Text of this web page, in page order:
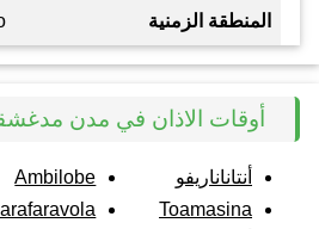
المنطقة الزمنية
أوقات الاذان في مدن
أنتاناناريفو
Toamasina
Ambilobe